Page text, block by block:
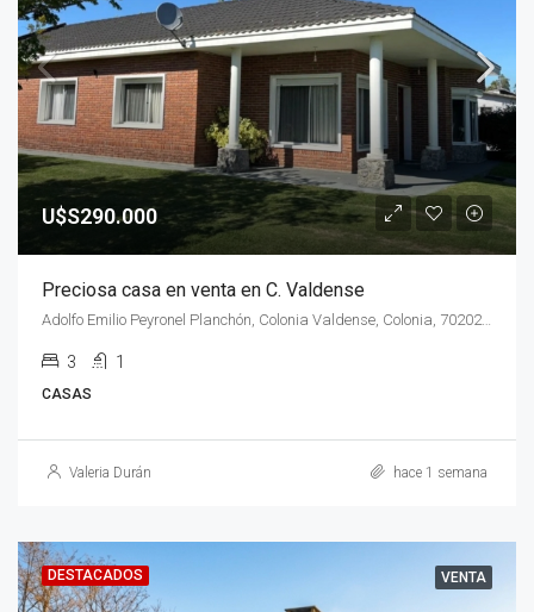
U$S290.000
Preciosa casa en venta en C. Valdense
3 1
CASAS
Valeria Durán hace 1 semana
DESTACADOS VENTA